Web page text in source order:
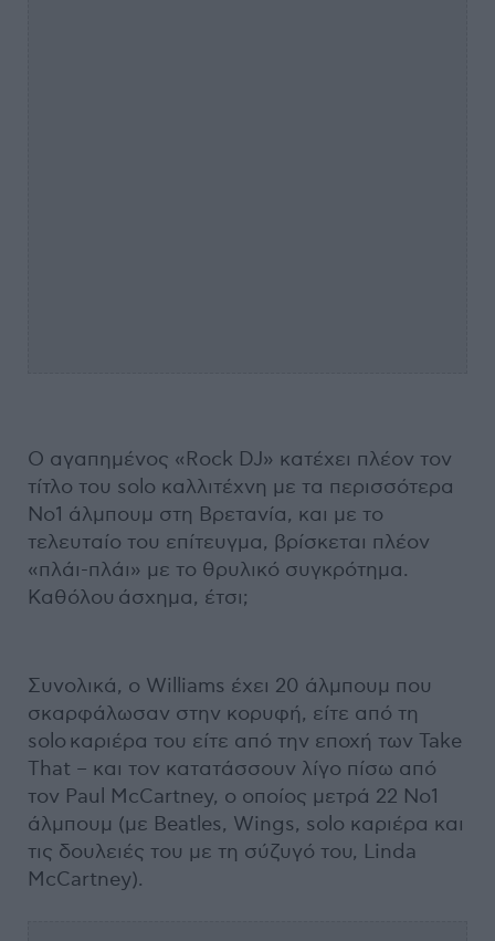
Ο αγαπημένος «Rock DJ» κατέχει πλέον τον
τίτλο του solo καλλιτέχνη με τα περισσότερα
Νο1 άλμπουμ στη Βρετανία, και με το
τελευταίο του επίτευγμα, βρίσκεται πλέον
«πλάι-πλάι» με το θρυλικό συγκρότημα.
Καθόλου άσχημα, έτσι;
Συνολικά, ο Williams έχει 20 άλμπουμ που
σκαρφάλωσαν στην κορυφή, είτε από τη
solo καριέρα του είτε από την εποχή των Take
That – και τον κατατάσσουν λίγο πίσω από
τον Paul McCartney, ο οποίος μετρά 22 Νο1
άλμπουμ (με Beatles, Wings, solo καριέρα και
τις δουλειές του με τη σύζυγό του, Linda
McCartney).